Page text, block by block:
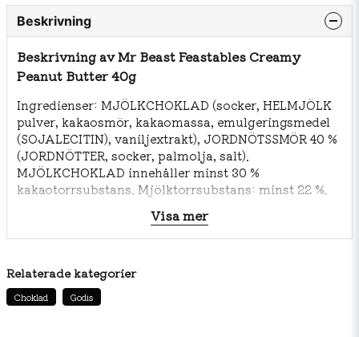
Beskrivning
Beskrivning av Mr Beast Feastables Creamy
Peanut Butter 40g
Ingredienser: MJÖLKCHOKLAD (socker, HELMJÖLK
pulver, kakaosmör, kakaomassa, emulgeringsmedel
(SOJALECITIN), vaniljextrakt), JORDNÖTSSMÖR 40 %
(JORDNÖTTER, socker, palmolja, salt).
MJÖLKCHOKLAD innehåller minst 30 %
kakaotorrsubstans. Mjölktorrsubstans: minst 22 %.
trädnötter, ägg, vete, gluten och sesam. Förvaras
svalt och torrt Näringsvärde: Per 100ml. Energi: 2368
Kolhydrater: 42 g / Varav sockerarter: 38 g / Fiber:
3,8 g / Protein: 12 g / Salt: 1,1 g.
Visa mer
Relaterade kategorier
Choklad Godis